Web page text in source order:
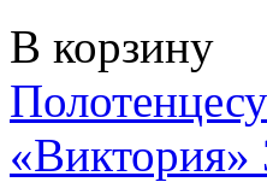
В корзину